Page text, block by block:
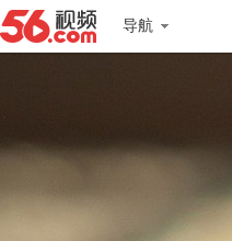
导航